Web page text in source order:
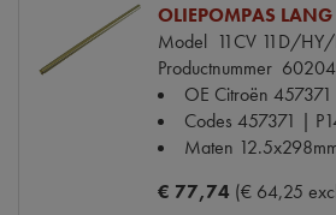
OLIEPOMPAS LANG
Model 11CV 11D/
Productnummer
OE Citroën 457371
Codes 457371 |
Maten
€ 77,74 (€ 64,25